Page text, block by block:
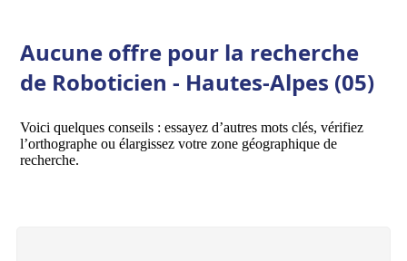
Aucune offre pour la recherche
de Roboticien - Hautes-Alpes (05)
Voici quelques conseils : essayez d’autres mots clés, vérifiez
l’orthographe ou élargissez votre zone géographique de
recherche.